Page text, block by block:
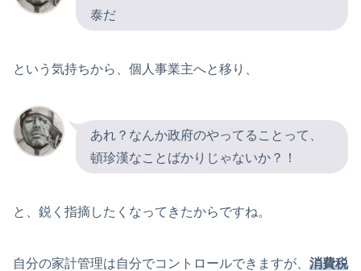
泰だ
という気持ちから、個人事業主へと移り、
あれ？なんか政府のやってることって、
頓珍漢なことばかりじゃないか？！
と、鋭く指摘したくなってきたからですね。
自分の家計管理は自分でコントロールできますが、 消費税